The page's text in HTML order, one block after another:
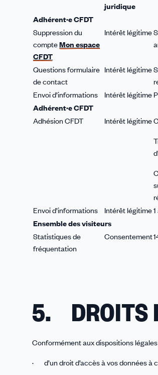
juridique
Adhérent·e CFDT
Suppression du
compteMon espace
CFDT
Intérêt légitime
Questions formulaire
de contact
Intérêt légitime
Envoi d’informations
Intérêt légitime
Adhérent·e CFDT
Adhésion CFDT
Intérêt légitime
Envoi d’informations
Intérêt légitime
Ensemble des visiteurs
Statistiques de
fréquentation
Consentement
5. DROITS
Conformément aux dispositions
· d’un droit d’accès à vos données à